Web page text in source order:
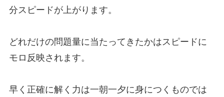
分スピードが上がります。
どれだけの問題量に当たってきたかはスピードに
モロ反映されます。
早く正確に解く力は一朝一夕に身につくものでは